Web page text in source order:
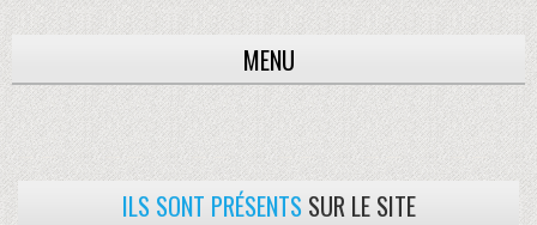
MENU
ILS SONT PRÉSENTS SUR LE SITE